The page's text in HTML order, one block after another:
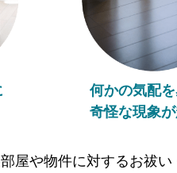
何かの気配を
奇怪な現象
屋や物件に対するお祓